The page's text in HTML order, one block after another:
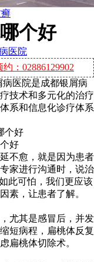
癣
个好
医院
约：02886129902
医院是成都银屑病
技术和多元化的治疗
系和信息化诊疗体系
好
不愈，就是因为患者
家进行沟通时，说治
此可怕，我们更应该
素，让患者了解。
尤其是感冒后，并发
短病程，扁桃体反复
扁桃体切除术。